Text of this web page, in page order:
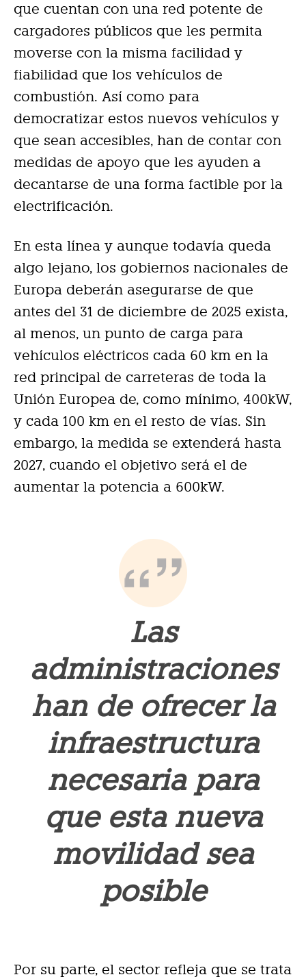
que cuentan con una red potente de
cargadores públicos que les permita
moverse con la misma facilidad y
fiabilidad que los vehículos de
combustión. Así como para
democratizar estos nuevos vehículos y
que sean accesibles, han de contar con
medidas de apoyo que les ayuden a
decantarse de una forma factible por la
electrificación.
En esta línea y aunque todavía queda
algo lejano, los gobiernos nacionales de
Europa deberán asegurarse de que
antes del 31 de diciembre de 2025 exista,
al menos, un punto de carga para
vehículos eléctricos cada 60 km en la
red principal de carreteras de toda la
Unión Europea de, como mínimo, 400kW,
y cada 100 km en el resto de vías. Sin
embargo, la medida se extenderá hasta
2027, cuando el objetivo será el de
aumentar la potencia a 600kW.
Las
administraciones
han de ofrecer la
infraestructura
necesaria para
que esta nueva
movilidad sea
posible
Por su parte, el sector refleja que se trata